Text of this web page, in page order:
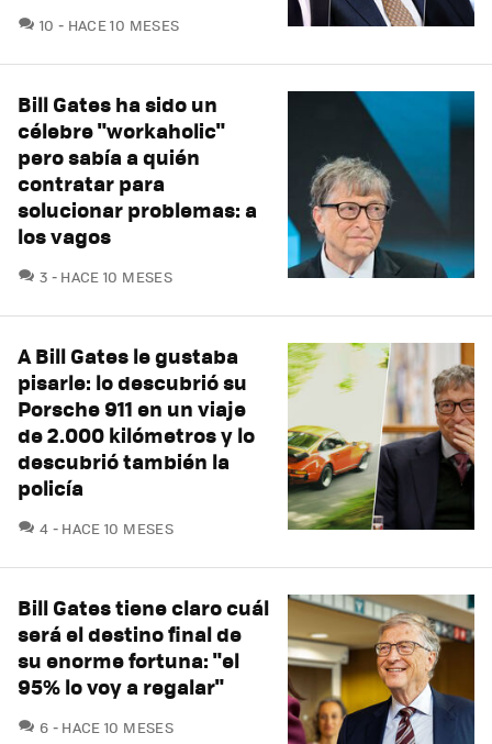
10 COMENTARIOS
HACE 10 MESES
Bill Gates ha sido un
célebre "workaholic"
pero sabía a quién
contratar para
solucionar problemas: a
los vagos
3 COMENTARIOS
HACE 10 MESES
A Bill Gates le gustaba
pisarle: lo descubrió su
Porsche 911 en un viaje
de 2.000 kilómetros y lo
descubrió también la
policía
4 COMENTARIOS
HACE 10 MESES
Bill Gates tiene claro cuál
será el destino final de
su enorme fortuna: "el
95% lo voy a regalar"
6 COMENTARIOS
HACE 10 MESES